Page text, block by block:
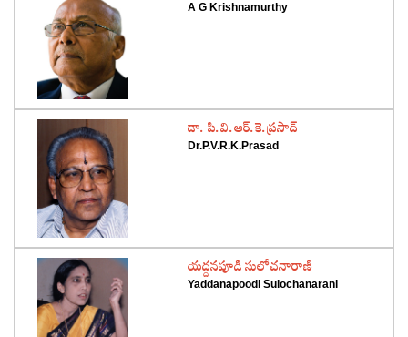
A G Krishnamurthy
‌డా. పి.వి.ఆర్‌.కె.ప్రసాద్‌
Dr.P.V.R.K.Prasad
‌యద్దనపూడి సులోచనారాణి
Yaddanapoodi Sulochanarani